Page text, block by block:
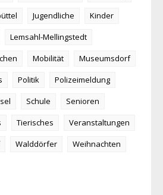
Jugendliche
Kinder
Lemsahl-Mellingstedt
Mobilität
Museumsdorf
Politik
Polizeimeldung
Schule
Senioren
Tierisches
Veranstaltungen
Walddörfer
Weihnachten